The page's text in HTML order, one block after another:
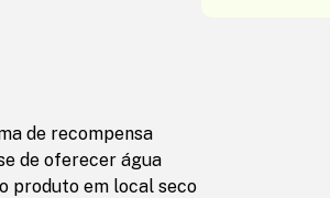
de recompensa
de oferecer água
produto em local seco